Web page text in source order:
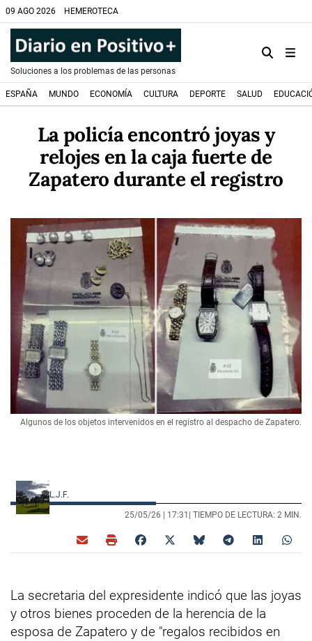
09 AGO 2026 HEMEROTECA
Soluciones a los problemas de las personas
ESPAÑA MUNDO ECONOMÍA CULTURA DEPORTE SALUD
La policía encontró joyas y
relojes en la caja fuerte de
Zapatero durante el registro
Algunos de los objetos intervenidos en el registro al despacho de Zapatero.
L.J.F.
25/05/26 | 17:31 | TIEMPO DE LECTURA: 2 MIN.
La secretaria del expresidente indicó que las joyas
y otros bienes proceden de la herencia de la
esposa de Zapatero y de "regalos recibidos en